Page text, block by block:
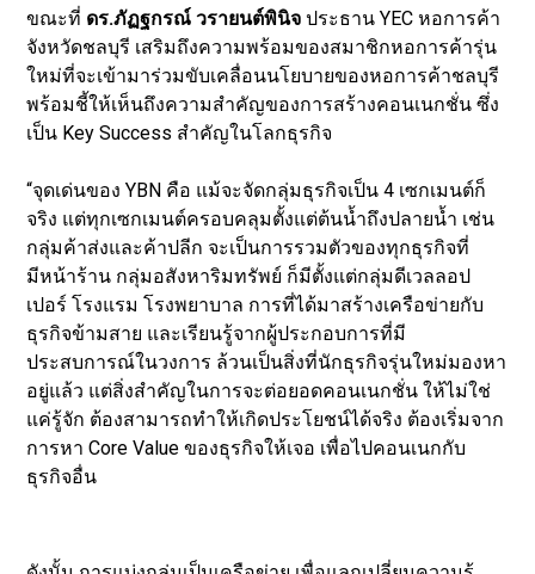
ขณะที่ ดร.ภัฏฐกรณ์ วรายนต์พินิจ ประธาน YEC หอการค้า
จังหวัดชลบุรี เสริมถึงความพร้อมของสมาชิกหอการค้ารุ่น
ใหม่ที่จะเข้ามาร่วมขับเคลื่อนนโยบายของหอการค้าชลบุรี
พร้อมชี้ให้เห็นถึงความสำคัญของการสร้างคอนเนกชั่น ซึ่ง
เป็น Key Success สำคัญในโลกธุรกิจ
“จุดเด่นของ YBN คือ แม้จะจัดกลุ่มธุรกิจเป็น 4 เซกเมนต์ก็
จริง แต่ทุกเซกเมนต์ครอบคลุมตั้งแต่ต้นน้ำถึงปลายน้ำ เช่น
กลุ่มค้าส่งและค้าปลีก จะเป็นการรวมตัวของทุกธุรกิจที่
มีหน้าร้าน กลุ่มอสังหาริมทรัพย์ ก็มีตั้งแต่กลุ่มดีเวลลอป
เปอร์ โรงแรม โรงพยาบาล การที่ได้มาสร้างเครือข่ายกับ
ธุรกิจข้ามสาย และเรียนรู้จากผู้ประกอบการที่มี
ประสบการณ์ในวงการ ล้วนเป็นสิ่งที่นักธุรกิจรุ่นใหม่มองหา
อยู่แล้ว แต่สิ่งสำคัญในการจะต่อยอดคอนเนกชั่น ให้ไม่ใช่
แค่รู้จัก ต้องสามารถทำให้เกิดประโยชน์ได้จริง ต้องเริ่มจาก
การหา Core Value ของธุรกิจให้เจอ เพื่อไปคอนเนกกับ
ธุรกิจอื่น